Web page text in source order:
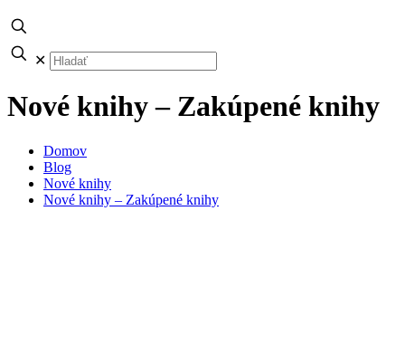
✕
Nové knihy – Zakúpené knihy
Domov
Blog
Nové knihy
Nové knihy – Zakúpené knihy